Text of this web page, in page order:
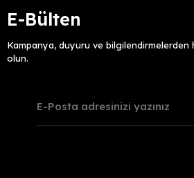
E-Bülten
Kampanya, duyuru ve bilgilendirmelerden
olun.